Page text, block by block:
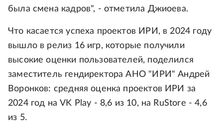
была смена кадров", - отметила Джиоева.
Что касается успеха проектов ИРИ, в 2024 году
вышло в релиз 16 игр, которые получили
высокие оценки пользователей, поделился
заместитель гендиректора АНО "ИРИ" Андрей
Воронков: средняя оценка проектов ИРИ за
2024 год на VK Play - 8,6 из 10, на RuStore - 4,6
из 5.